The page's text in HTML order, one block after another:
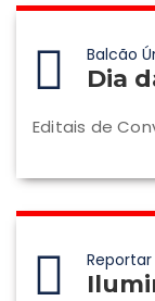
Balcão
Dia
Editais de